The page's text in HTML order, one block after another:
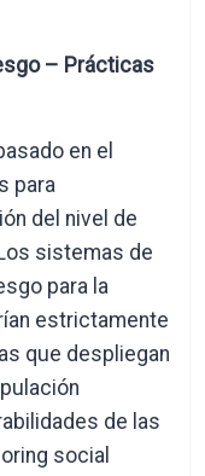
– Prácticas
en el
para
del nivel de
sistemas de
para la
estrictamente
que despliegan
de las
social